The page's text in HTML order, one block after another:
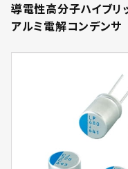
導電性高分子ハイブリ
アルミ電解コンデンサ